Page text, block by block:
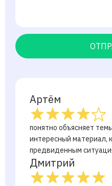
Артём
понятно объясняет
интересный материал,
предвиденным
Дмитрий